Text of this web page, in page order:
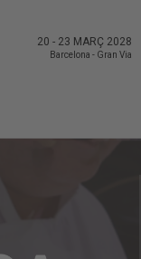
20 - 23 MARÇ 2028
Barcelona - Gran Via